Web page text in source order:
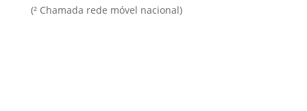
(² Chamada rede móvel nacional)